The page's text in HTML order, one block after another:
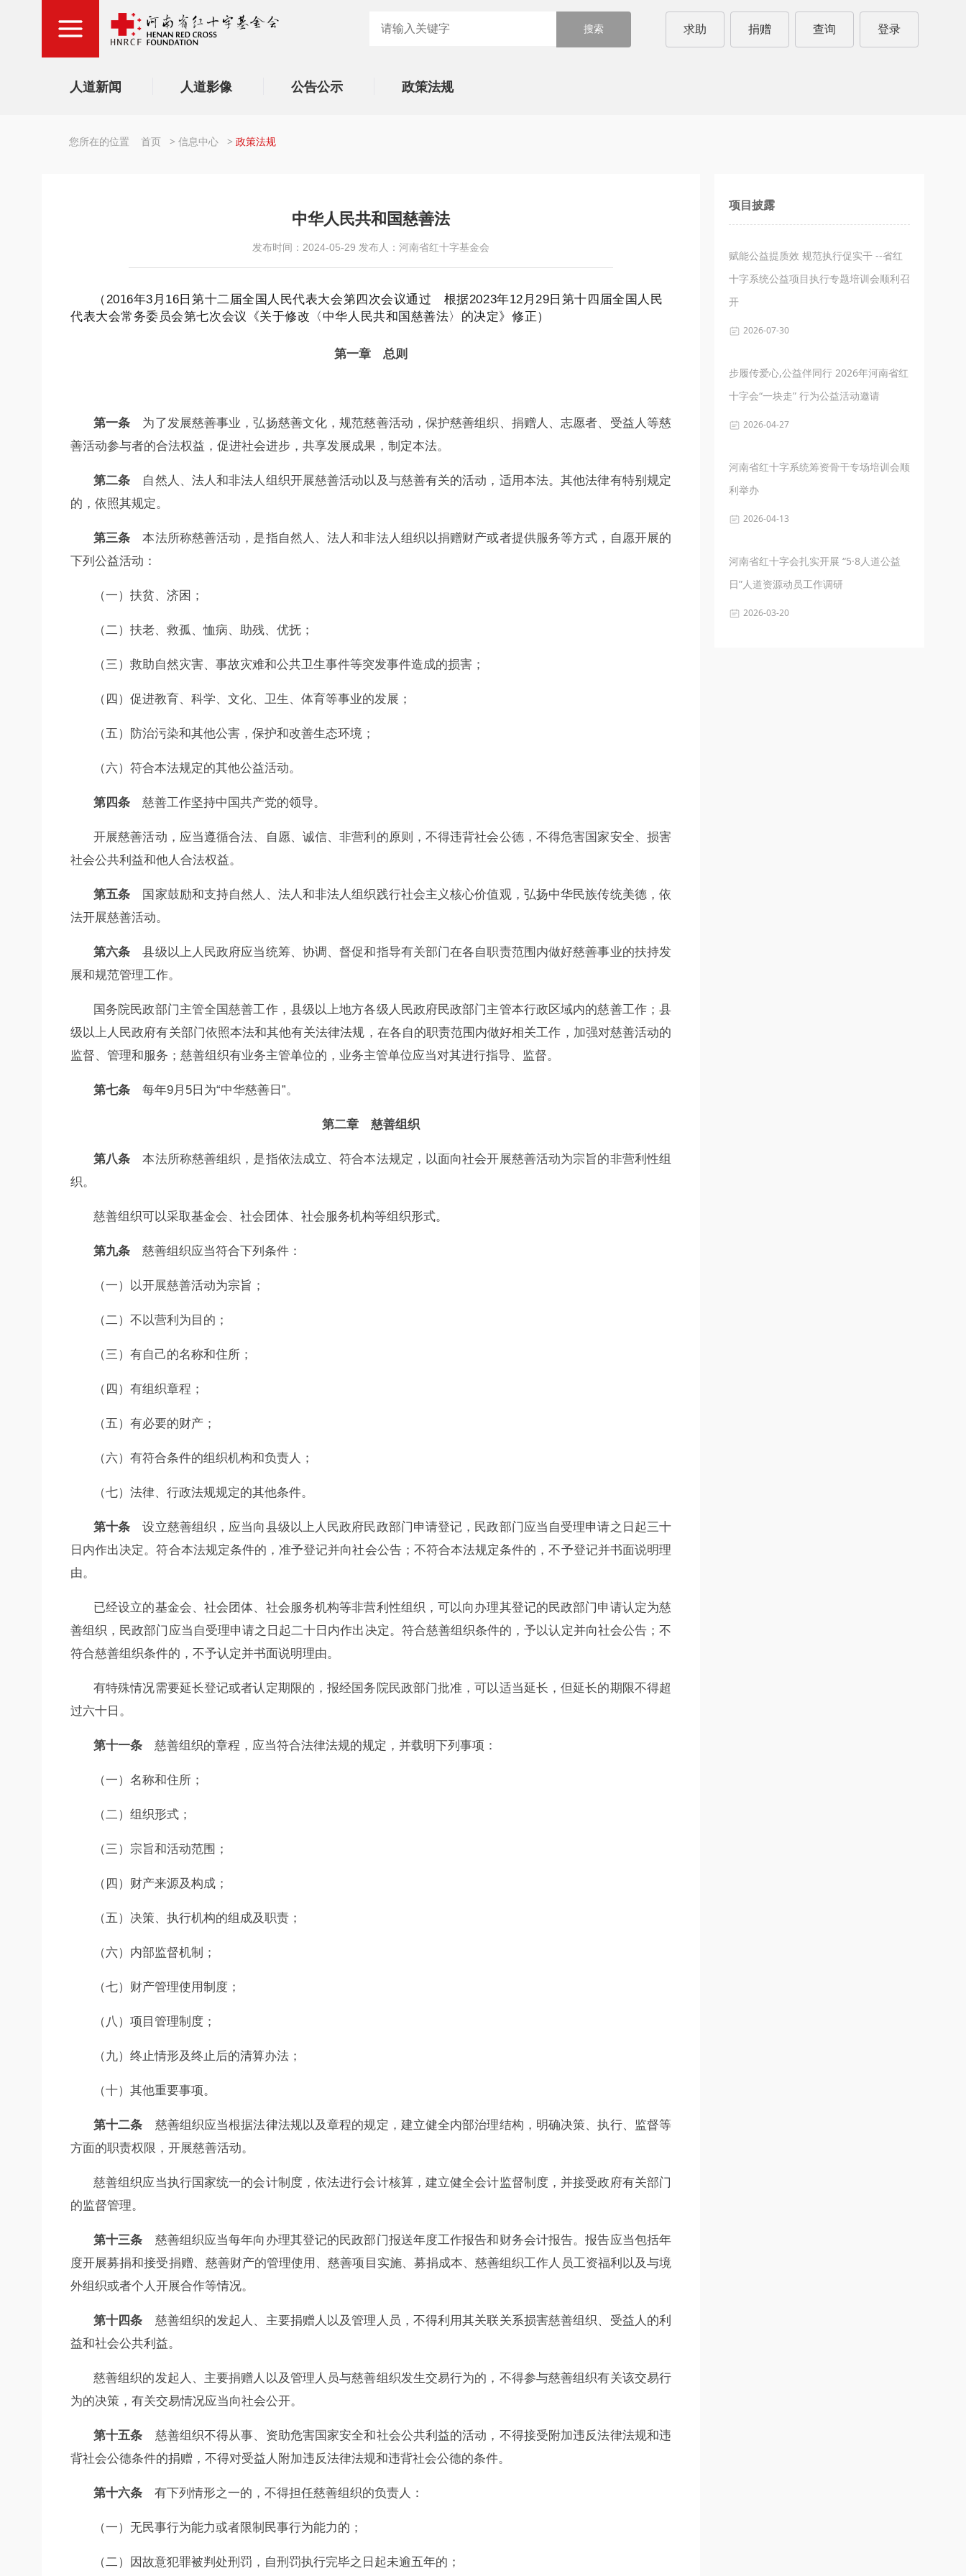
登录
查询
捐赠
求助
人道新闻 人道影像 公告公示 政策法规
您所在的位置 首页 > 信息中心 > 政策法规
中华人民共和国慈善法
发布时间：2024-05-29 发布人：河南省红十字基金会
（2016年3月16日第十二届全国人民代表大会第四次会议通过 根据2023年12月29日第十四届全国人民
代表大会常务委员会第七次会议《关于修改〈中华人民共和国慈善法〉的决定》修正）
第一章 总则
第一条 为了发展慈善事业，弘扬慈善文化，规范慈善活动，保护慈善组织、捐赠人、志愿者、受益人等慈
善活动参与者的合法权益，促进社会进步，共享发展成果，制定本法。
第二条 自然人、法人和非法人组织开展慈善活动以及与慈善有关的活动，适用本法。其他法律有特别规定
的，依照其规定。
第三条 本法所称慈善活动，是指自然人、法人和非法人组织以捐赠财产或者提供服务等方式，自愿开展的
下列公益活动：
（一）扶贫、济困；
（二）扶老、救孤、恤病、助残、优抚；
（三）救助自然灾害、事故灾难和公共卫生事件等突发事件造成的损害；
（四）促进教育、科学、文化、卫生、体育等事业的发展；
（五）防治污染和其他公害，保护和改善生态环境；
（六）符合本法规定的其他公益活动。
第四条 慈善工作坚持中国共产党的领导。
开展慈善活动，应当遵循合法、自愿、诚信、非营利的原则，不得违背社会公德，不得危害国家安全、损害
社会公共利益和他人合法权益。
第五条 国家鼓励和支持自然人、法人和非法人组织践行社会主义核心价值观，弘扬中华民族传统美德，依
法开展慈善活动。
第六条 县级以上人民政府应当统筹、协调、督促和指导有关部门在各自职责范围内做好慈善事业的扶持发
展和规范管理工作。
国务院民政部门主管全国慈善工作，县级以上地方各级人民政府民政部门主管本行政区域内的慈善工作；县
级以上人民政府有关部门依照本法和其他有关法律法规，在各自的职责范围内做好相关工作，加强对慈善活动的
监督、管理和服务；慈善组织有业务主管单位的，业务主管单位应当对其进行指导、监督。
第七条 每年9月5日为“中华慈善日”。
第二章 慈善组织
第八条 本法所称慈善组织，是指依法成立、符合本法规定，以面向社会开展慈善活动为宗旨的非营利性组
织。
慈善组织可以采取基金会、社会团体、社会服务机构等组织形式。
第九条 慈善组织应当符合下列条件：
（一）以开展慈善活动为宗旨；
（二）不以营利为目的；
（三）有自己的名称和住所；
（四）有组织章程；
（五）有必要的财产；
（六）有符合条件的组织机构和负责人；
（七）法律、行政法规规定的其他条件。
第十条 设立慈善组织，应当向县级以上人民政府民政部门申请登记，民政部门应当自受理申请之日起三十
日内作出决定。符合本法规定条件的，准予登记并向社会公告；不符合本法规定条件的，不予登记并书面说明理
由。
已经设立的基金会、社会团体、社会服务机构等非营利性组织，可以向办理其登记的民政部门申请认定为慈
善组织，民政部门应当自受理申请之日起二十日内作出决定。符合慈善组织条件的，予以认定并向社会公告；不
符合慈善组织条件的，不予认定并书面说明理由。
有特殊情况需要延长登记或者认定期限的，报经国务院民政部门批准，可以适当延长，但延长的期限不得超
过六十日。
第十一条 慈善组织的章程，应当符合法律法规的规定，并载明下列事项：
（一）名称和住所；
（二）组织形式；
（三）宗旨和活动范围；
（四）财产来源及构成；
（五）决策、执行机构的组成及职责；
（六）内部监督机制；
（七）财产管理使用制度；
（八）项目管理制度；
（九）终止情形及终止后的清算办法；
（十）其他重要事项。
第十二条 慈善组织应当根据法律法规以及章程的规定，建立健全内部治理结构，明确决策、执行、监督等
方面的职责权限，开展慈善活动。
慈善组织应当执行国家统一的会计制度，依法进行会计核算，建立健全会计监督制度，并接受政府有关部门
的监督管理。
第十三条 慈善组织应当每年向办理其登记的民政部门报送年度工作报告和财务会计报告。报告应当包括年
度开展募捐和接受捐赠、慈善财产的管理使用、慈善项目实施、募捐成本、慈善组织工作人员工资福利以及与境
外组织或者个人开展合作等情况。
第十四条 慈善组织的发起人、主要捐赠人以及管理人员，不得利用其关联关系损害慈善组织、受益人的利
益和社会公共利益。
慈善组织的发起人、主要捐赠人以及管理人员与慈善组织发生交易行为的，不得参与慈善组织有关该交易行
为的决策，有关交易情况应当向社会公开。
第十五条 慈善组织不得从事、资助危害国家安全和社会公共利益的活动，不得接受附加违反法律法规和违
背社会公德条件的捐赠，不得对受益人附加违反法律法规和违背社会公德的条件。
第十六条 有下列情形之一的，不得担任慈善组织的负责人：
（一）无民事行为能力或者限制民事行为能力的；
（二）因故意犯罪被判处刑罚，自刑罚执行完毕之日起未逾五年的；
项目披露
赋能公益提质效 规范执行促实干 --省红
十字系统公益项目执行专题培训会顺利召
开
2026-07-30
步履传爱心,公益伴同行 2026年河南省红
十字会“一块走” 行为公益活动邀请
2026-04-27
河南省红十字系统筹资骨干专场培训会顺
利举办
2026-04-13
河南省红十字会扎实开展 “5·8人道公益
日”人道资源动员工作调研
2026-03-20